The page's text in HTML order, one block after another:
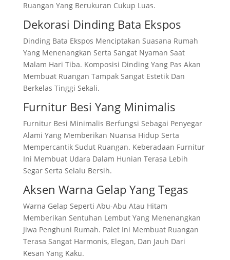
Ruangan Yang Berukuran Cukup Luas.
Dekorasi Dinding Bata Ekspos
Dinding Bata Ekspos Menciptakan Suasana Rumah
Yang Menenangkan Serta Sangat Nyaman Saat
Malam Hari Tiba. Komposisi Dinding Yang Pas Akan
Membuat Ruangan Tampak Sangat Estetik Dan
Berkelas Tinggi Sekali.
Furnitur Besi Yang Minimalis
Furnitur Besi Minimalis Berfungsi Sebagai Penyegar
Alami Yang Memberikan Nuansa Hidup Serta
Mempercantik Sudut Ruangan. Keberadaan Furnitur
Ini Membuat Udara Dalam Hunian Terasa Lebih
Segar Serta Selalu Bersih.
Aksen Warna Gelap Yang Tegas
Warna Gelap Seperti Abu-Abu Atau Hitam
Memberikan Sentuhan Lembut Yang Menenangkan
Jiwa Penghuni Rumah. Palet Ini Membuat Ruangan
Terasa Sangat Harmonis, Elegan, Dan Jauh Dari
Kesan Yang Kaku.